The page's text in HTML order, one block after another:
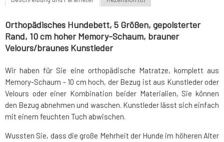
Orthopädisches Hundebett, 5 Größen, gepolsterter
Rand, 10 cm hoher Memory-Schaum, brauner
Velours/braunes Kunstleder
Wir haben für Sie eine orthopädische Matratze, komplett aus
Memory-Schaum - 10 cm hoch, der Bezug ist aus Kunstleder oder
Velours oder einer Kombination beider Materialien, Sie können
den Bezug abnehmen und waschen. Kunstleder lässt sich einfach
mit einem feuchten Tuch abwischen.
Wussten Sie, dass die große Mehrheit der Hunde im höheren Alter